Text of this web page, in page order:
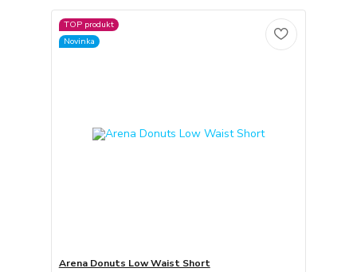
TOP produkt
Novinka
Arena Donuts Low Waist Short